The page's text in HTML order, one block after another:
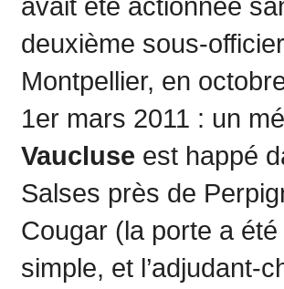
avait été actionnée
deuxième sous-
Montpellier, en
1er mars 2011 : un
Vaucluse est happé
Salses près de
Cougar (la porte a
simple, et l’adjudant-